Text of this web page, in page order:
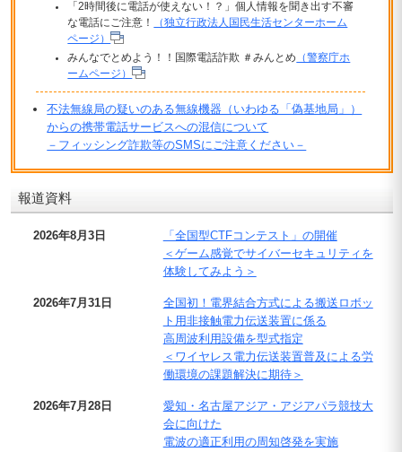
「2時間後に電話が使えない！？」個人情報を聞き出す不審
な電話にご注意！
（独立行政法人国民生活センターホーム
ページ）
みんなでとめよう！！国際電話詐欺 ＃みんとめ
（警察庁ホ
ームページ）
不法無線局の疑いのある無線機器（いわゆる「偽基地局」）
からの携帯電話サービスへの混信について
－フィッシング詐欺等のSMSにご注意ください－
報道資料
2026年8月3日
「全国型CTFコンテスト」の開催
＜ゲーム感覚でサイバーセキュリティを
体験してみよう＞
2026年7月31日
全国初！電界結合方式による搬送ロボッ
ト用非接触電力伝送装置に係る
高周波利用設備を型式指定
＜ワイヤレス電力伝送装置普及による労
働環境の課題解決に期待＞
2026年7月28日
愛知・名古屋アジア・アジアパラ競技大
会に向けた
電波の適正利用の周知啓発を実施